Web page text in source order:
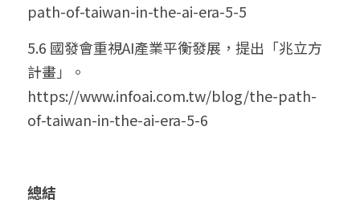
path-of-taiwan-in-the-ai-era-5-5
5.6 國發會重視AI產業平衡發展，提出「兆立方
計畫」。
https://www.infoai.com.tw/blog/the-path-
of-taiwan-in-the-ai-era-5-6
總結